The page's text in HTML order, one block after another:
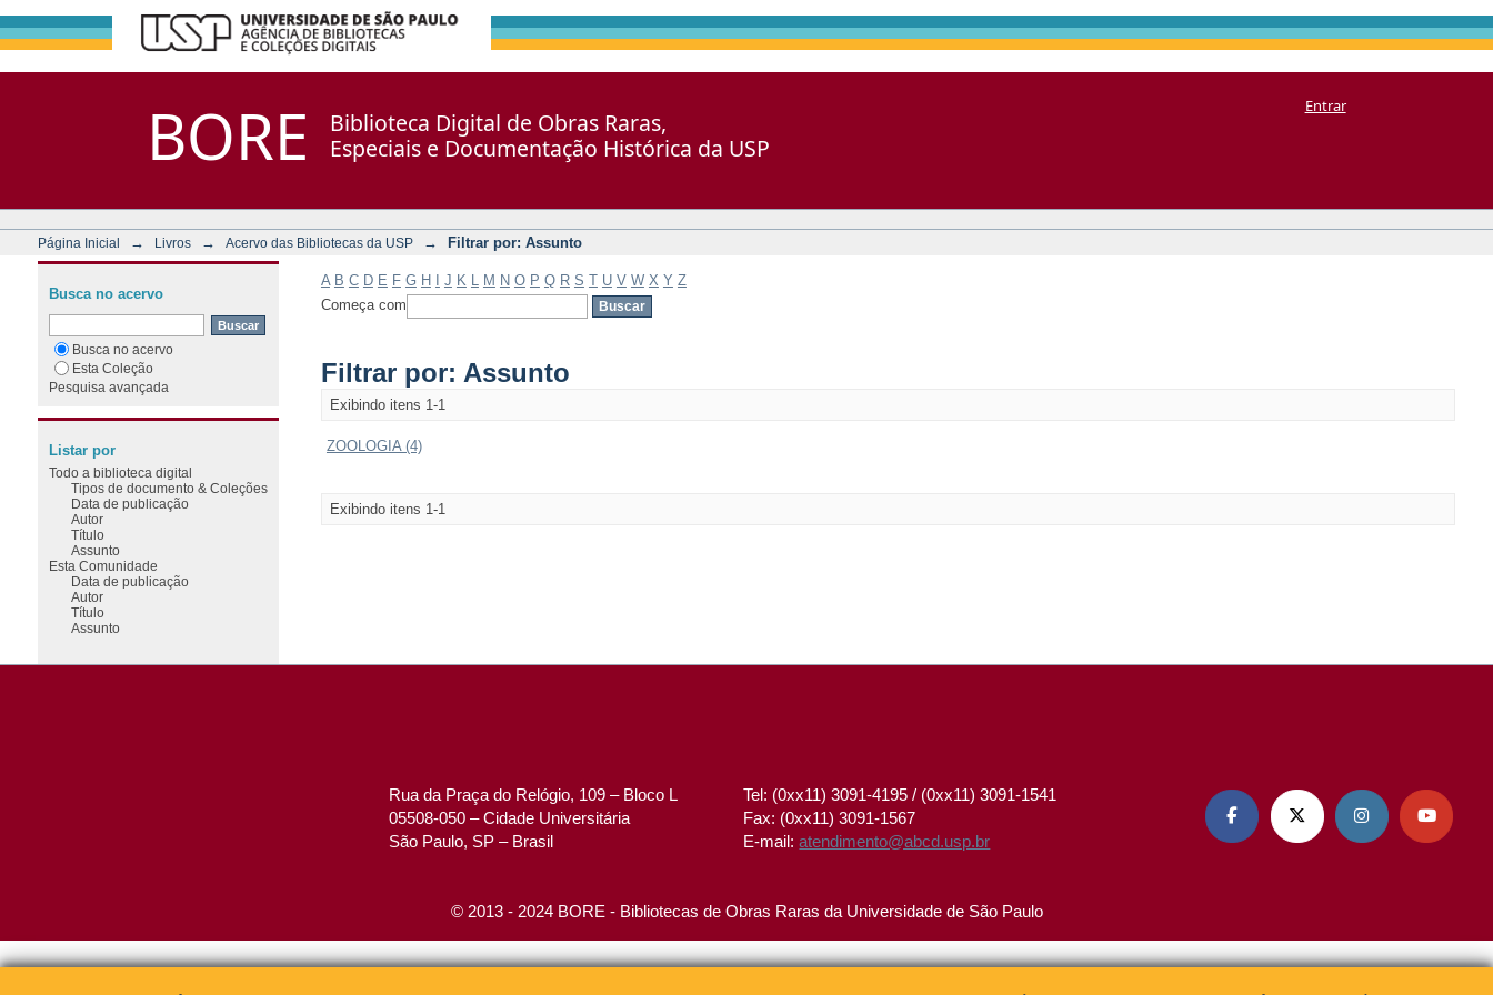
BORE
Biblioteca Digital de Obras Raras,
Especiais e Documentação Histórica da USP
Entrar
Página Inicial → Livros → Acervo das Bibliotecas da USP → Filtrar por: Assunto
A B C D E F G H J K M N O P Q R S T U V W X Y Z
Começa com
Filtrar por: Assunto
Exibindo itens 1-1
ZOOLOGIA (4)
Exibindo itens 1-1
Busca no acervo
Busca no acervo
Esta Coleção
Pesquisa avançada
Listar por
Todo a biblioteca digital
Tipos de documento & Coleções
Data de publicação
Autor
Título
Assunto
Esta Comunidade
Data de publicação
Autor
Título
Assunto
Rua da Praça do Relógio, 109 – Bloco L
05508-050 – Cidade Universitária
São Paulo, SP – Brasil
Tel: (0xx11) 3091-4195 / (0xx11) 3091-1541
Fax: (0xx11) 3091-1567
E-mail:atendimento@abcd.usp.br
   
© 2013 - 2024 BORE - Bibliotecas de Obras Raras da Universidade de São Paulo